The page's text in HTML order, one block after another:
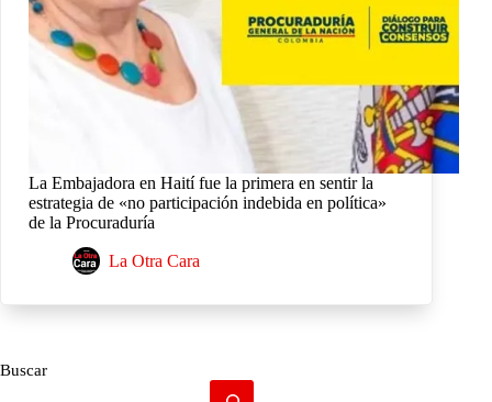
La Embajadora en Haití fue la primera en sentir la
estrategia de «no participación indebida en política»
de la Procuraduría
La Otra Cara
Buscar